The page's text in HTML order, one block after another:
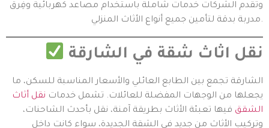
وتقدم الشركات خدمات شاملة باستخدام مصاعد كهربائية وفِرق
مدربة بدقة لتأمين جميع أنواع الأثاث المنزلي.
نقل اثاث شقة في الشارقة
الشارقة تجمع بين الطابع العائلي والأسعار المناسبة للسكن، ما
يجعلها من الوجهات المفضلة للعائلات. تشمل خدمات نقل أثاث
الشقق فيها تعبئة الأثاث بطريقة آمنة، نقل بأحدث الشاحنات،
وتركيب الأثاث من جديد في الشقة الجديدة، سواء كانت داخل